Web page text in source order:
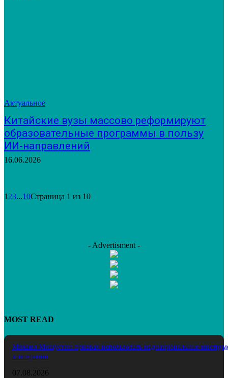
Актуальное
Китайские вузы массово реформируют
образовательные программы в пользу
ИИ-направлений
16.06.2026
1 23...10Страница 1 из 10
- Advertisment -
MOST READ
Михаил Мишустин призвал использовать наднациональные
кооперации
07.08.2026